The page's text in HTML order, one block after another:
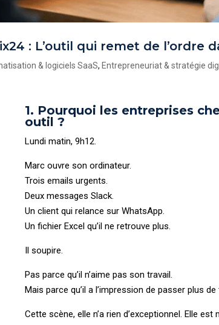
: L’outil qui remet de l’ordre
& logiciels SaaS, Entrepreneuriat & stratégie
1. Pourquoi les entreprises
outil ?
Lundi matin, 9h12.
Marc ouvre son ordinateur.
Trois emails urgents.
Deux messages Slack.
Un client qui relance sur WhatsApp.
Un fichier Excel qu’il ne retrouve plus.
Il soupire.
Pas parce qu’il n’aime pas son travail.
Mais parce qu’il a l’impression de passer plus
Cette scène, elle n’a rien d’exceptionnel. Elle